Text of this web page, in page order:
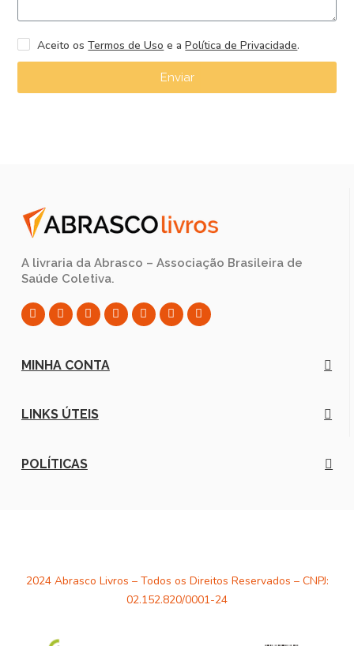
Aceito osTermos de Uso e aPolítica de Privacidade.
Enviar
A livraria da Abrasco – Associação Brasileira de
Saúde Coletiva.
MINHA CONTA
LINKS ÚTEIS
POLÍTICAS
2024 Abrasco Livros – Todos os Direitos Reservados – CNPJ:
02.152.820/0001-24